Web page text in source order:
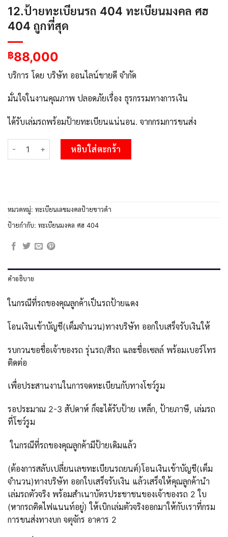
12.ป้ายทะเบียนรถ 404 ทะเบียนมงคล ศฮ
404 ถูกที่สุด
฿88,000
บริการ โดย บริษัท ออนไลน์ขายดี จำกัด
มั่นใจในงานคุณภาพ ปลอดภัยเรื่อง ธุรกรรมทางการเงิน
ได้รับเล่มรถพร้อมป้ายทะเบียนแน่นอน. จากกรมการขนส่ง
จำนวน 12.ป้ายทะเบียนรถ 404 ทะเบียนมงคล ศฮ 404 ถูกที่สุด ชิ้น
หยิบใส่ตะกร้า
หมวดหมู่: ทะเบียนเลขมงคลป้ายขาวดำ
ป้ายกำกับ: ทะเบียนมงคล ศฮ 404
คำอธิบาย
ในกรณีที่รถของคุณลูกค้าเป็นรถป้ายแดง
โอนเงินเข้าบัญชี(เต็มจำนวน)ทางบริษัท ออกใบเสร็จรับเงินให้
รบกวนขอชื่อเจ้าของรถ รุ่นรถ/สีรถ และชื่อเซลล์ พร้อมเบอร์โทร
ติดต่อ
เพื่อประสานงานในการจดทะเบียนกับทางโชว์รูม
รอประมาณ 2-3 สัปดาห์ ก็จะได้รับป้าย เหล็ก, ป้ายภาษี, เล่มรถ
ที่โชว์รูม
ในกรณีที่รถของคุณลูกค้ามีป้ายเดิมแล้ว
(ต้องการสลับเปลี่ยนเลขทะเบียนรถยนต์)โอนเงินเข้าบัญชี(เต็ม
จำนวน)ทางบริษัท ออกใบเสร็จรับเงิน แล้วเสร็จให้คุณลูกค้านำ
เล่มรถตัวจริง พร้อมสำเนาบัตรประชาชนของเจ้าของรถ 2 ใบ
(หากรถติดไฟแนนท์อยู่) ให้เบิกเล่มตัวจริงออกมาให้กับเราที่กรม
การขนส่งทางบก จตุจักร อาคาร 2